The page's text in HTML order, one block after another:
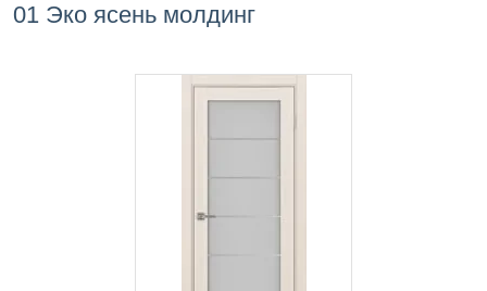
01 Эко ясень молдинг